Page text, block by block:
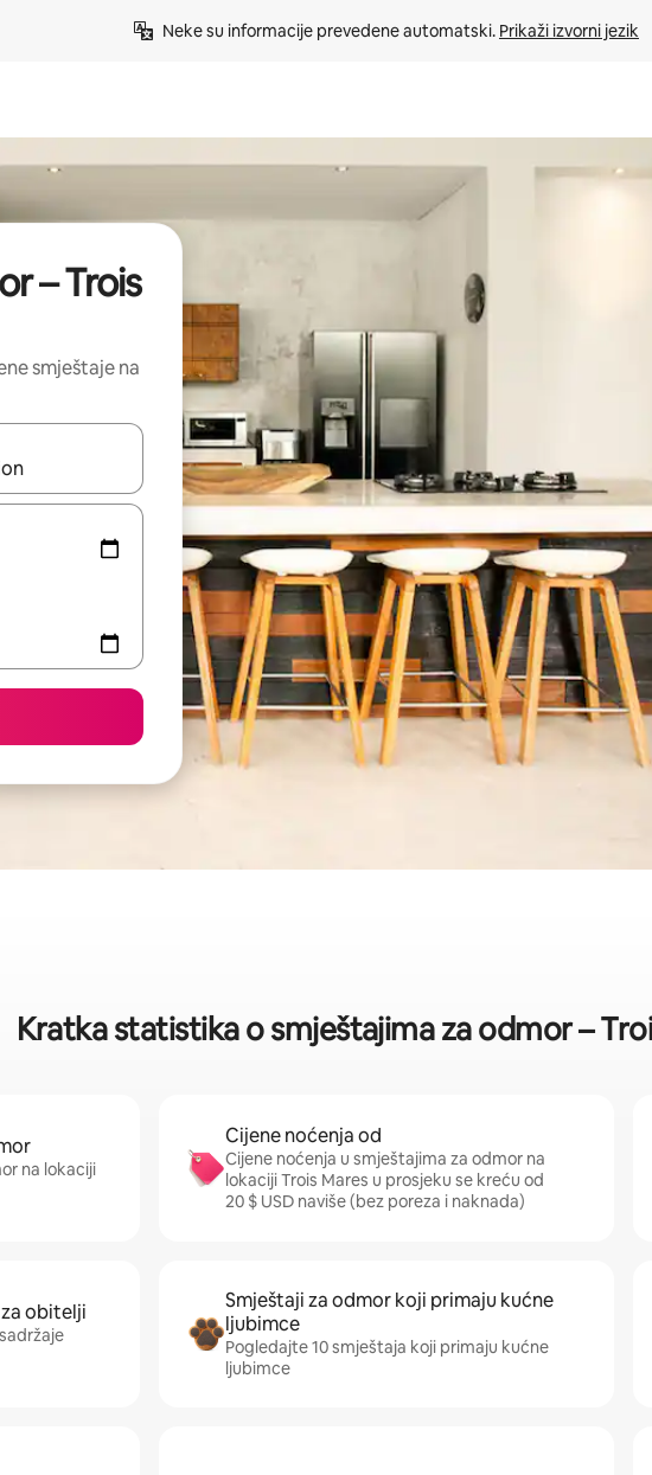
Neke su informacije prevedene automatski. Prikaži izvorni jezik
– Trois
smještaje na
ćete ih pregledati koristeći se strelicama prema gore i prema dolje, kao i dodirom ili
Kratka statistika o smještajima za odmor –
na lokaciji
Cijene noćenja od
Cijene noćenja u smještajima za odmor na
lokaciji Trois Mares u prosjeku se kreću od
20 $ USD naviše (bez poreza i naknada)
obitelji
Smještaji za odmor koji primaju kućne
ljubimce
Pogledajte 10 smještaja koji primaju kućne
ljubimce